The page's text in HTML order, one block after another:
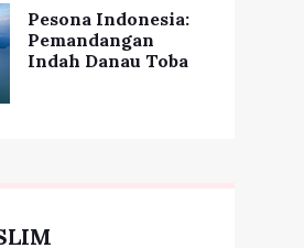
Pesona Indonesia:
Pemandangan
Indah Danau Toba